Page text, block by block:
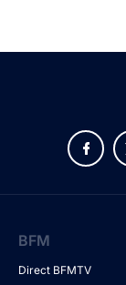
BFM
Direct BFMTV